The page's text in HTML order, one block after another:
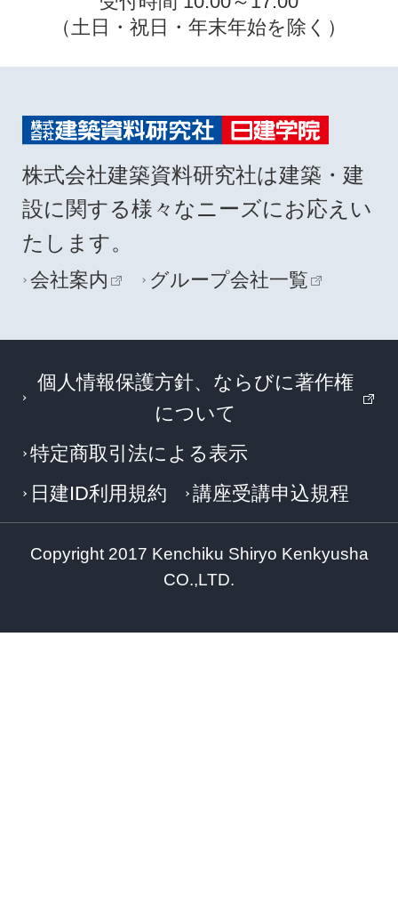
（土日・祝日・年末年始を除く）
株式会社建築資料研究社は建築・建
設に関する様々なニーズにお応えい
たします。
会社案内 グループ会社一覧
個人情報保護方針、ならびに著作権
について
特定商取引法による表示
日建ID利用規約
講座受講申込規程
Copyright 2017 Kenchiku Shiryo Kenkyusha
CO.,LTD.